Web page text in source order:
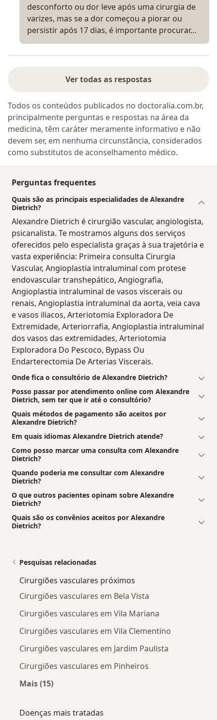
desconforto ou dor leve após uma cirurgia de
varizes, mas se a dor começou a piorar ou
persistir após 17 dias, é importante procurar…
Ver todas as respostas
Todos os conteúdos publicados no doctoralia.com.br,
principalmente perguntas e respostas na área da
medicina, têm caráter meramente informativo e não
devem ser, em nenhuma circunstância, considerados
como substitutos de aconselhamento médico.
Perguntas frequentes
Quais são as principais especialidades de Alexandre
Dietrich?
Alexandre Dietrich é cirurgião vascular, angiologista,
psicanalista. Te mostramos alguns dos serviços
oferecidos pelo especialista graças à sua trajetória e
vasta experiência: Primeira consulta Cirurgia
Vascular, Angioplastia intraluminal com protese
endovascular transhepático, Angiografia,
Angioplastia intraluminal de vasos viscerais ou
renais, Angioplastia intraluminal da aorta, veia cava
e vasos iliacos, Arteriotomia Exploradora De
Extremidade, Arteriorrafia, Angioplastia intraluminal
dos vasos das extremidades, Arteriotomia
Exploradora Do Pescoco, Bypass Ou
Endarterectomia De Arterias Viscerais.
Onde fica o consultório de Alexandre Dietrich?
Posso passar por atendimento online com Alexandre
Dietrich, sem ter que ir até o consultório?
Quais métodos de pagamento são aceitos por
Alexandre Dietrich?
Em quais idiomas Alexandre Dietrich atende?
Como posso marcar uma consulta com Alexandre
Dietrich?
Quando poderia me consultar com Alexandre
Dietrich?
O que outros pacientes opinam sobre Alexandre
Dietrich?
Quais são os convênios aceitos por Alexandre
Dietrich?
Pesquisas relacionadas
Cirurgiões vasculares próximos
Cirurgiões vasculares em Bela Vista
Cirurgiões vasculares em Vila Mariana
Cirurgiões vasculares em Vila Clementino
Cirurgiões vasculares em Jardim Paulista
Cirurgiões vasculares em Pinheiros
Mais (15)
Doenças mais tratadas